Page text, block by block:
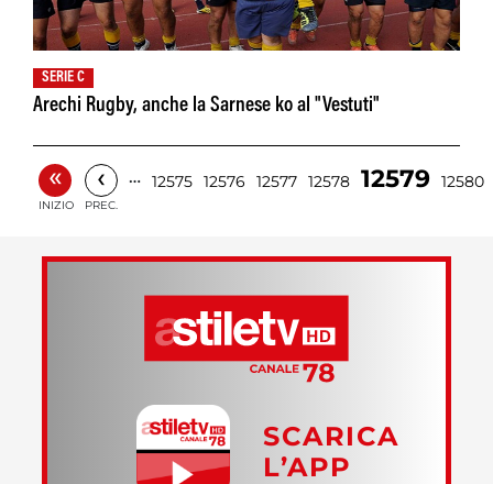
SERIE C
Arechi Rugby, anche la Sarnese ko al "Vestuti"
«
INIZIO
‹
PREC.
… 12575 12576 12577 12578 12579 12580
SCARICA
L’APP